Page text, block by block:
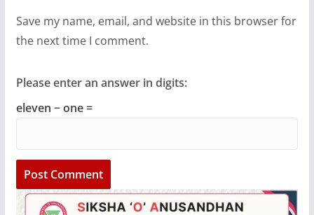
Save my name, email, and website in this browser for
the next time I comment.
Please enter an answer in digits:
eleven − one =